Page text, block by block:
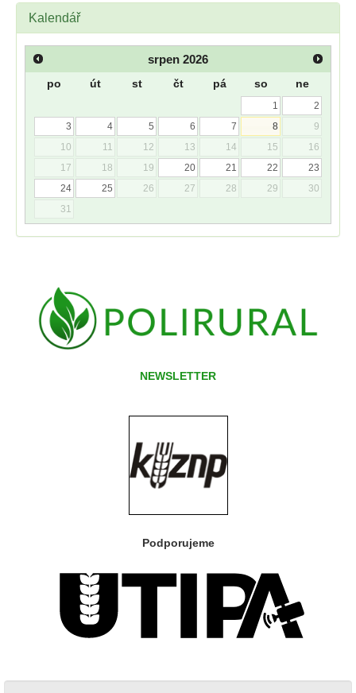
Kalendář
srpen 2026
po út st čt pá so ne
1
2
3
4 5 6 7 8
9
10
11 12 13 14 15
16
17
18 19 20 21 22
23
24
25 26 27 28 29
30
31
NEWSLETTER
Podporujeme